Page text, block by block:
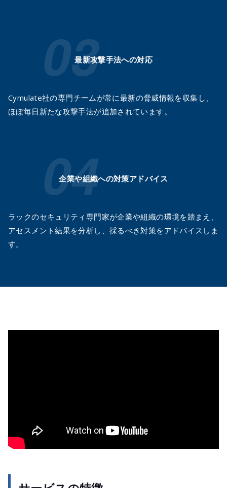
最新攻撃手法への対応
Cymulate社の専門チームが常に最新の脅威情報を収集し、
ほぼ毎日新たな攻撃手法が追加されています。
企業や組織への対策アドバイス
ラックのセキュリティ専門家が企業や組織の環境を踏まえ、
アセスメント結果を分析し、採るべき対策をアドバイスしま
す。